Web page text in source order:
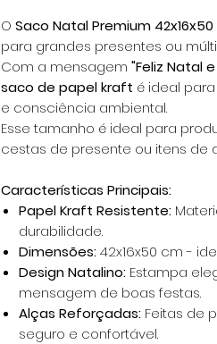
O Saco Natal Premium
para grandes presentes ou
Com a mensagem "Feliz Natal
saco de papel kraft é ideal
e consciência ambiental.
Esse tamanho é ideal para
cestas de presente ou itens de
Características Principais:
Papel Kraft Resistente:
durabilidade.
Dimensões:42x16x50 cm -
Design Natalino: Estampa
mensagem de boas festas.
Alças Reforçadas: Feitas de
seguro e confortável.